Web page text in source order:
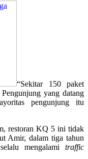
“Sekitar 150 paket
yang datang
pengunjung itu
restoran KQ 5 ini tidak
Amir, dalam tiga tahun
mengalami traffic